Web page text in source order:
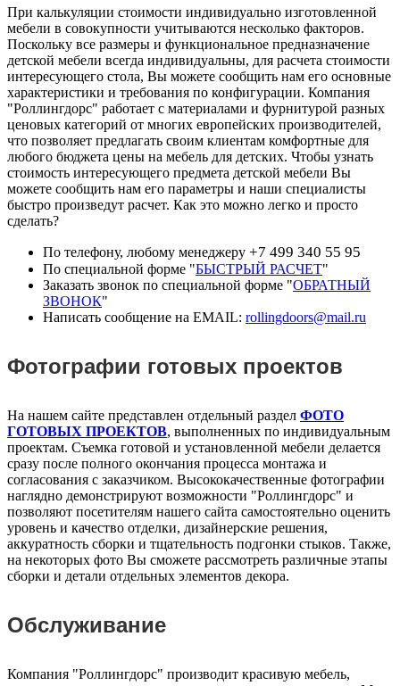
При калькуляции стоимости индивидуально изготовленной
мебели в совокупности учитываются несколько факторов.
Поскольку все размеры и функциональное предназначение
детской мебели всегда индивидуальны, для расчета стоимости
интересующего стола, Вы можете сообщить нам его основные
характеристики и требования по конфигурации. Компания
"Роллингдорс" работает с материалами и фурнитурой разных
ценовых категорий от многих европейских производителей,
что позволяет предлагать своим клиентам комфортные для
любого бюджета цены на мебель для детских. Чтобы узнать
стоимость интересующего предмета детской мебели Вы
можете сообщить нам его параметры и наши специалисты
быстро произведут расчет. Как это можно легко и просто
сделать?
По телефону, любому менеджеру +7 499 340 55 95
По специальной форме "БЫСТРЫЙ РАСЧЕТ"
Заказать звонок по специальной форме "ОБРАТНЫЙ
ЗВОНОК"
Написать сообщение на EMAIL: rollingdoors@mail.ru
Фотографии готовых проектов
На нашем сайте представлен отдельный раздел ФОТО
ГОТОВЫХ ПРОЕКТОВ, выполненных по индивидуальным
проектам. Съемка готовой и установленной мебели делается
сразу после полного окончания процесса монтажа и
согласования с заказчиком. Высококачественные фотографии
наглядно демонстрируют возможности "Роллингдорс" и
позволяют посетителям нашего сайта самостоятельно оценить
уровень и качество отделки, дизайнерские решения,
аккуратность сборки и тщательность подгонки стыков. Также,
на некоторых фото Вы сможете рассмотреть различные этапы
сборки и детали отдельных элементов декора.
Обслуживание
Компания "Роллингдорс" производит красивую мебель,